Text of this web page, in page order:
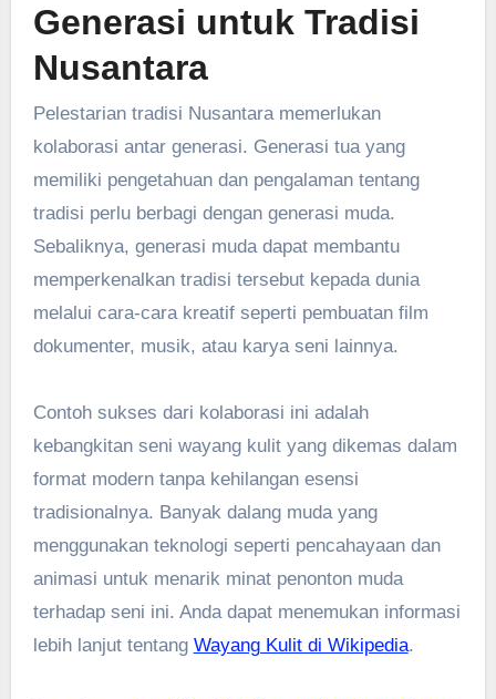
Generasi untuk Tradisi
Nusantara
Pelestarian tradisi Nusantara memerlukan
kolaborasi antar generasi. Generasi tua yang
memiliki pengetahuan dan pengalaman tentang
tradisi perlu berbagi dengan generasi muda.
Sebaliknya, generasi muda dapat membantu
memperkenalkan tradisi tersebut kepada dunia
melalui cara-cara kreatif seperti pembuatan film
dokumenter, musik, atau karya seni lainnya.
Contoh sukses dari kolaborasi ini adalah
kebangkitan seni wayang kulit yang dikemas dalam
format modern tanpa kehilangan esensi
tradisionalnya. Banyak dalang muda yang
menggunakan teknologi seperti pencahayaan dan
animasi untuk menarik minat penonton muda
terhadap seni ini. Anda dapat menemukan informasi
lebih lanjut tentang Wayang Kulit di Wikipedia.